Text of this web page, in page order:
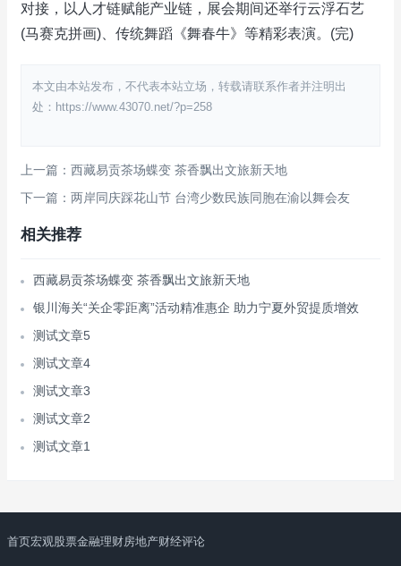
对接，以人才链赋能产业链，展会期间还举行云浮石艺
(马赛克拼画)、传统舞蹈《舞春牛》等精彩表演。(完)
本文由本站发布，不代表本站立场，转载请联系作者并注明出
处：https://www.43070.net/?p=258
上一篇：西藏易贡茶场蝶变 茶香飘出文旅新天地
下一篇：两岸同庆踩花山节 台湾少数民族同胞在渝以舞会友
相关推荐
西藏易贡茶场蝶变 茶香飘出文旅新天地
银川海关“关企零距离”活动精准惠企 助力宁夏外贸提质增效
测试文章5
测试文章4
测试文章3
测试文章2
测试文章1
首页宏观股票金融理财房地产财经评论